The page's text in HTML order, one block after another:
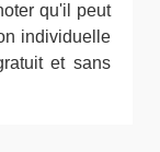
qu'il peut
individuelle
et sans